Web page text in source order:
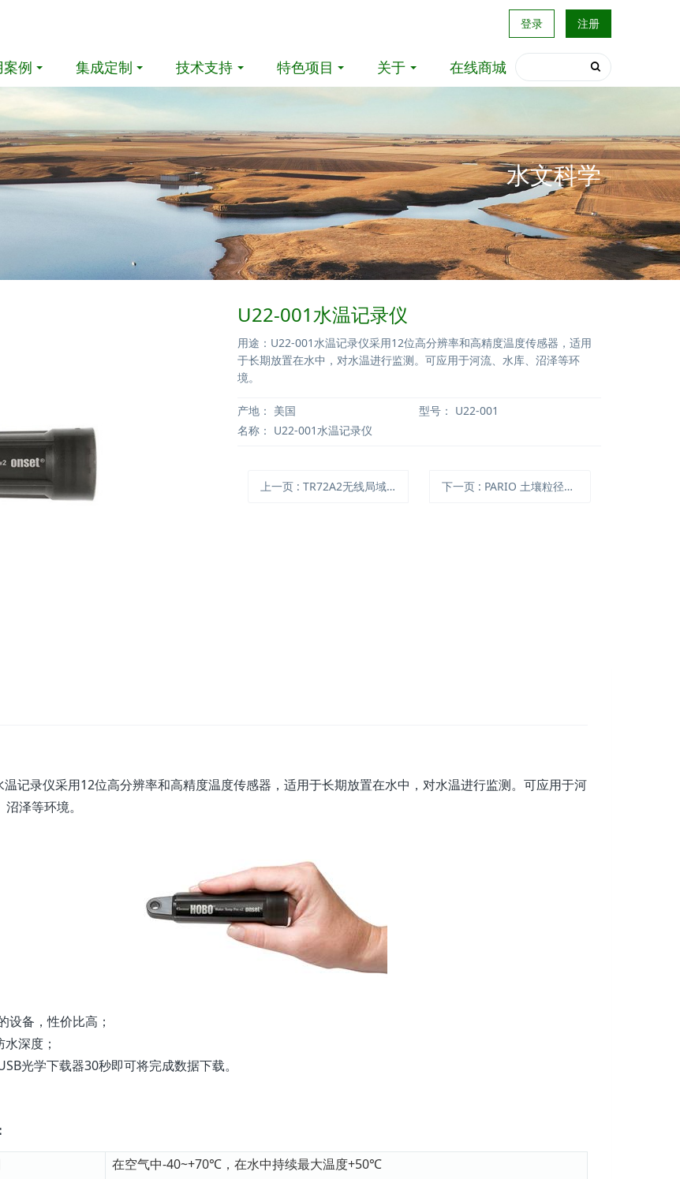
登录 注册
案例 集成定制 技术支持 特色项目 关于 在线商城
水文科学
U22-001水温记录仪
用途：U22-001水温记录仪采用12位高分辨率和高精度温度传感器，适用
于长期放置在水中，对水温进行监测。可应用于河流、水库、沼泽等环
境。
产地： 美国 型号： U22-001
名称： U22-001水温记录仪
上一页 : TR72A2无线局域网温湿度记录仪 下一页 : PARIO 土壤粒径自动分析仪
温记录仪采用12位高分辨率和高精度温度传感器，适用于长期放置在水中，对水温进行监测。可应用于河
泽等环境。
设备，性价比高；
水深度；
光学下载器30秒即可将完成数据下载。
在空气中-40~+70℃，在水中持续最大温度+50℃